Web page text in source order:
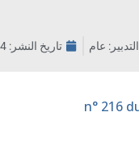
التدبير: عام تاريخ النشر: